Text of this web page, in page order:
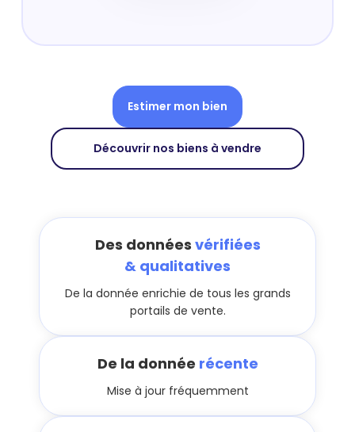
Estimer mon bien
Découvrir nos biens à vendre
Des données vérifiées
& qualitatives
De la donnée enrichie de tous les grands
portails de vente.
De la donnée récente
Mise à jour fréquemment